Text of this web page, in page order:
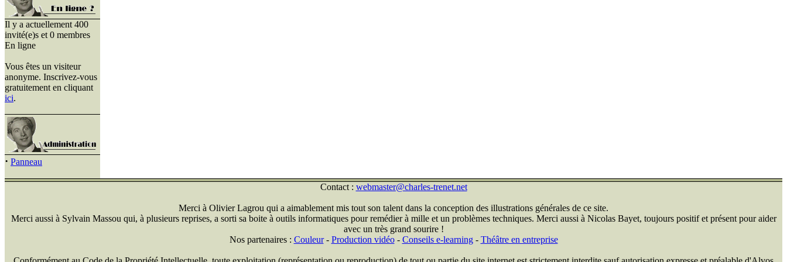
Il y a actuellement 400
invité(e)s et 0 membres
En ligne
Vous êtes un visiteur
anonyme. Inscrivez-vous
gratuitement en cliquant
ici.
· Panneau
Contact : webmaster@charles-trenet.net
Merci à Olivier Lagrou qui a aimablement mis tout son talent dans la conception des illustrations générales de ce site.
Merci aussi à Sylvain Massou qui, à plusieurs reprises, a sorti sa boite à outils informatiques pour remédier à mille et un problèmes techniques. Merci aussi à Nicolas Bayet, toujours positif et présent pour aider
avec un très grand sourire !
Nos partenaires : Couleur- Production vidéo- Conseils e-learning- Théâtre en entreprise